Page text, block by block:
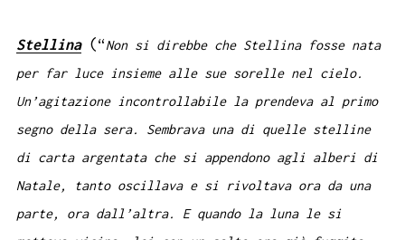
Stellina (“Non si direbbe che Stellina fosse nata
per far luce insieme alle sue sorelle nel cielo.
Un’agitazione incontrollabile la prendeva al primo
segno della sera. Sembrava una di quelle stelline
di carta argentata che si appendono agli alberi di
Natale, tanto oscillava e si rivoltava ora da una
parte, ora dall’altra. E quando la luna le si